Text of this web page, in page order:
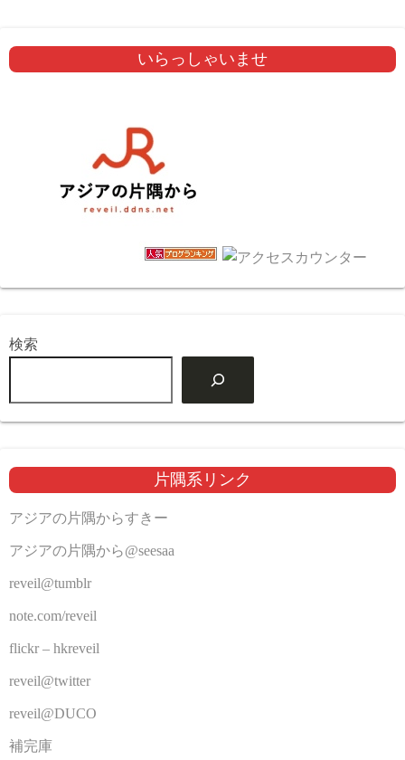
いらっしゃいませ
検索
片隅系リンク
アジアの片隅からすきー
アジアの片隅から@seesaa
reveil@tumblr
note.com/reveil
flickr – hkreveil
reveil@twitter
reveil@DUCO
補完庫